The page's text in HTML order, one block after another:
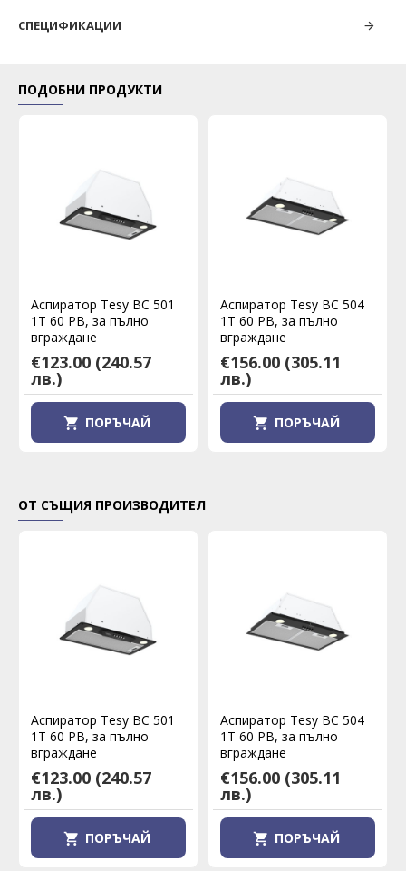
СПЕЦИФИКАЦИИ
ПОДОБНИ ПРОДУКТИ
Аспиратор Tesy BC 501
1T 60 PB, за пълно
вграждане
€123.00 (240.57
лв.)
ПОРЪЧАЙ
Аспиратор Tesy BC 504
1T 60 PB, за пълно
вграждане
€156.00 (305.11
лв.)
ПОРЪЧАЙ
ОТ СЪЩИЯ ПРОИЗВОДИТЕЛ
Аспиратор Tesy BC 501
1T 60 PB, за пълно
вграждане
€123.00 (240.57
лв.)
ПОРЪЧАЙ
Аспиратор Tesy BC 504
1T 60 PB, за пълно
вграждане
€156.00 (305.11
лв.)
ПОРЪЧАЙ